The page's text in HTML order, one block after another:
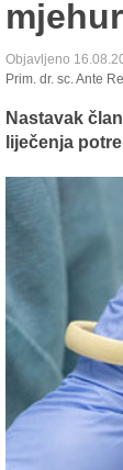
Objavljeno
Prim. dr. sc. Ante
Nastavak
liječenja